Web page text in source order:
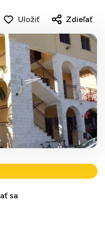
Uložiť Zdieľať
sa